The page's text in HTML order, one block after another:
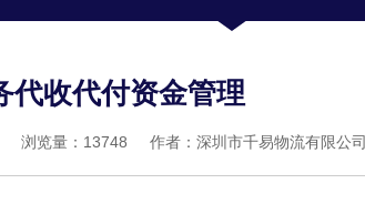
代收代付资金管理
浏览量：13748 作者：深圳市千易物流有限公司